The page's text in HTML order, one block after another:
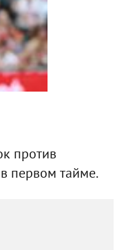
против
первом тайме.